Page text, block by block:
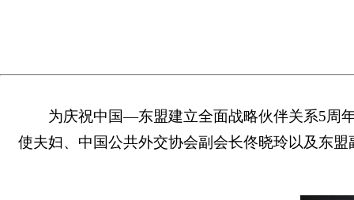
为庆祝中国—东盟建立全面战略伙伴关系5周
使夫妇、 中国公共外交协会副会长佟晓玲以及东